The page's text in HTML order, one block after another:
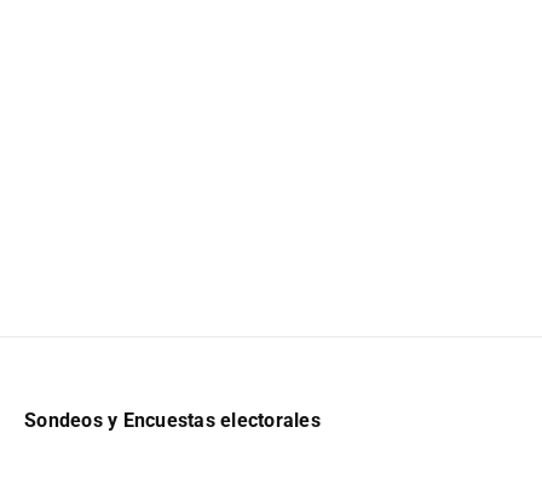
Sondeos y Encuestas electorales